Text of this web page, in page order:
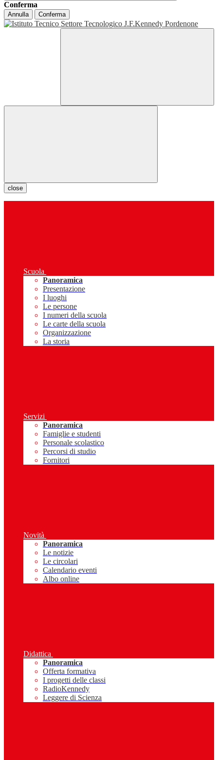
Conferma
Annulla Conferma
close
Scuola
Panoramica
Presentazione
I luoghi
Le persone
I numeri della scuola
Le carte della scuola
Organizzazione
La storia
Servizi
Panoramica
Famiglie e studenti
Personale scolastico
Percorsi di studio
Fornitori
Novità
Panoramica
Le notizie
Le circolari
Calendario eventi
Albo online
Didattica
Panoramica
Offerta formativa
I progetti delle classi
RadioKennedy
Leggere di Scienza